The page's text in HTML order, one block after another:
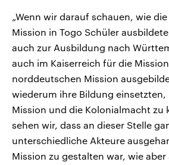
„Wenn wir darauf schauen, wie
Mission in Togo Schüler
auch zur Ausbildung nach
auch im Kaiserreich für die
norddeutschen Mission
wiederum ihre Bildung einsetzten,
Mission und die Kolonialmacht zu
sehen wir, dass an dieser Stelle
unterschiedliche Akteure
Mission zu gestalten war, wie aber